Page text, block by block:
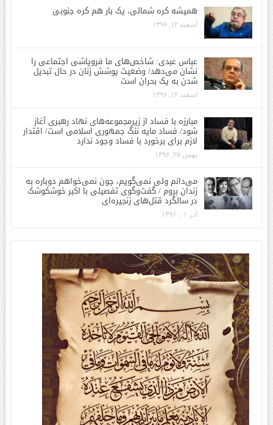
همیشه کره شمالی، یک بار هم کره جنوبی
اسفند ۱۲, ۱۳۹۶
عباس عبدی: شاخص‌های ما فروپاشی اجتماعی را
نشان می‌دهد/ وضعیت پوشش زنان در حال تبدیل
شدن به یک بحران است
اسفند ۱۲, ۱۳۹۶
مبارزه با فساد از زیرمجموعه‌های نهاد رهبری آغاز
شود/ فساد مایه ننگ جمهوری اسلامی است/ اقتدار
لازم برای برخورد با فساد وجود ندارد
بهمن ۲۵, ۱۳۹۶
می‌دانم ولی نمی‌گویم، چون نمی‌خواهم دوباره به
زندان بروم / گفت‌وگوی تفصیلی با اکبر خوشکوشک
در سالگرد قتل‌های زنجیره‌ای
آذر ۰۱, ۱۳۹۶